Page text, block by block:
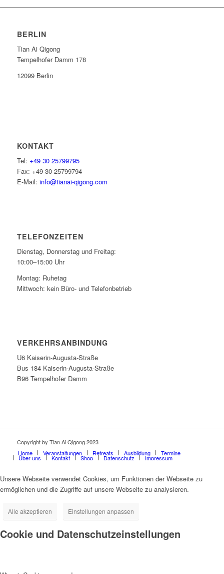
BERLIN
Tian Ai Qigong
Tempelhofer Damm 178
12099 Berlin
KONTAKT
Tel: +49 30 25799795
Fax: +49 30 25799794
E-Mail: info@tianai-qigong.com
TELEFONZEITEN
Dienstag, Donnerstag und Freitag:
10:00–15:00 Uhr
Montag: Ruhetag
Mittwoch: kein Büro- und Telefonbetrieb
VERKEHRSANBINDUNG
U6 Kaiserin-Augusta-Straße
Bus 184 Kaiserin-Augusta-Straße
B96 Tempelhofer Damm
Copyright by Tian Ai Qigong 2023
Home
Veranstaltungen Retreats Ausbildung Termine
Über uns Kontakt Shop Datenschutz Impressum
Unsere Webseite verwendet Cookies, um Funktionen der Webseite zu
ermöglichen und die Zugriffe auf unsere Webseite zu analysieren.
Alle akzeptieren Einstellungen anpassen
Cookie und Datenschutzeinstellungen